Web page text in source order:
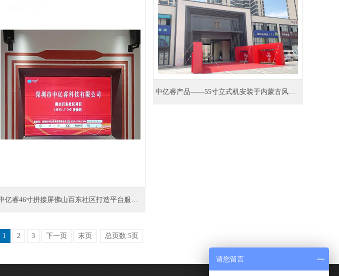
中亿睿产品——55寸立式机安装于内蒙古风尚小区处
1 2 3 下一页 末页 总页数:5页
请您留言